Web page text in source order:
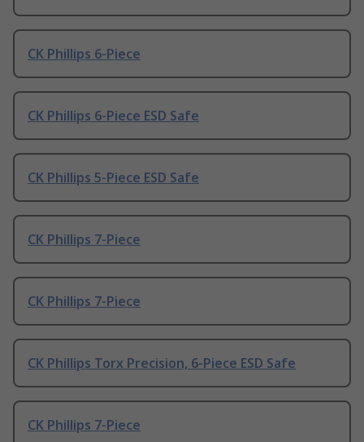
CK Phillips 6-Piece
CK Phillips 6-Piece ESD Safe
CK Phillips 5-Piece ESD Safe
CK Phillips 7-Piece
CK Phillips 7-Piece
CK Phillips Torx Precision, 6-Piece ESD Safe
CK Phillips 7-Piece